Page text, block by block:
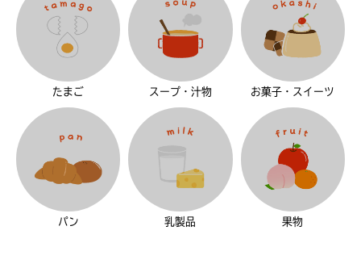
たまご スープ・汁物 お菓子・スイーツ
パン 乳製品 果物